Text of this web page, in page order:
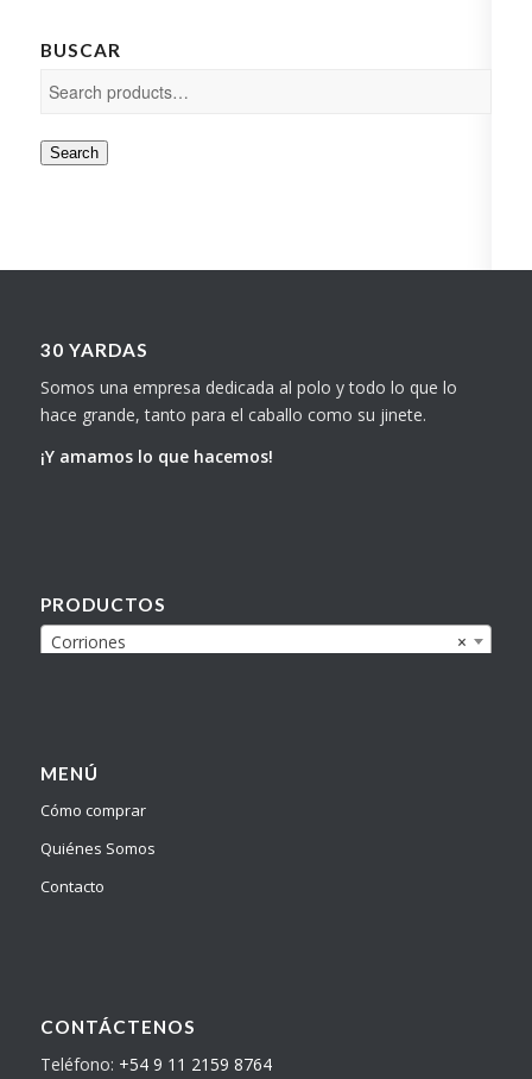
BUSCAR
Search
30 YARDAS
Somos una empresa dedicada al polo y todo lo que lo
hace grande, tanto para el caballo como su jinete.
¡Y amamos lo que hacemos!
PRODUCTOS
×
Corriones
MENÚ
Cómo comprar
Quiénes Somos
Contacto
CONTÁCTENOS
Teléfono: +54 9 11 2159 8764